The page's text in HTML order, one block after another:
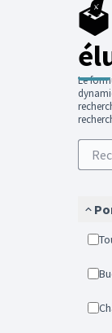
🗳️
Le